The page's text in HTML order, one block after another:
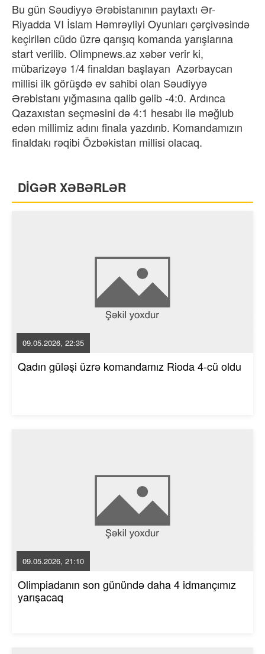
Bu gün Səudiyyə Ərəbistanının paytaxtı Ər-
Riyadda VI İslam Həmrəyliyi Oyunları çərçivəsində
keçirilən cüdo üzrə qarışıq komanda yarışlarına
start verilib. Olimpnews.az xəbər verir ki,
mübarizəyə 1/4 finaldan başlayan Azərbaycan
millisi ilk görüşdə ev sahibi olan Səudiyyə
Ərəbistanı yığmasına qalib gəlib -4:0. Ardınca
Qazaxıstan seçməsini də 4:1 hesabı ilə məğlub
edən millimiz adını finala yazdırıb. Komandamızın
finaldakı rəqibi Özbəkistan millisi olacaq.
DİGƏR XƏBƏRLƏR
09.05.2026, 22:35
Qadın güləşi üzrə komandamız Rioda 4-cü oldu
09.05.2026, 21:10
Olimpiadanın son günündə daha 4 idmançımız
yarışacaq